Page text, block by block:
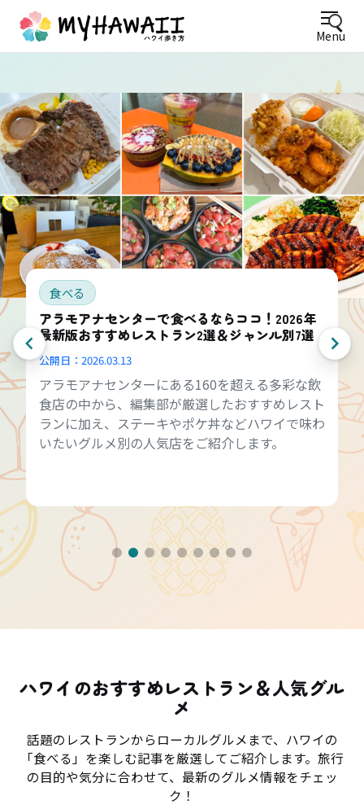
Menu
食べる
アラモアナセンターで食べるならココ！2026年
最新版おすすめレストラン2選＆ジャンル別7選
公開日： 2026.03.13
アラモアナセンターにある160を超える多彩な飲
食店の中から、編集部が厳選したおすすめレスト
ランに加え、ステーキやポケ丼などハワイで味わ
いたいグルメ別の人気店をご紹介します。
ハワイのおすすめレストラン＆人気グル
メ
話題のレストランからローカルグルメまで、ハワイの
「食べる」を楽しむ記事を厳選してご紹介します。旅行
の目的や気分に合わせて、最新のグルメ情報をチェッ
ク！